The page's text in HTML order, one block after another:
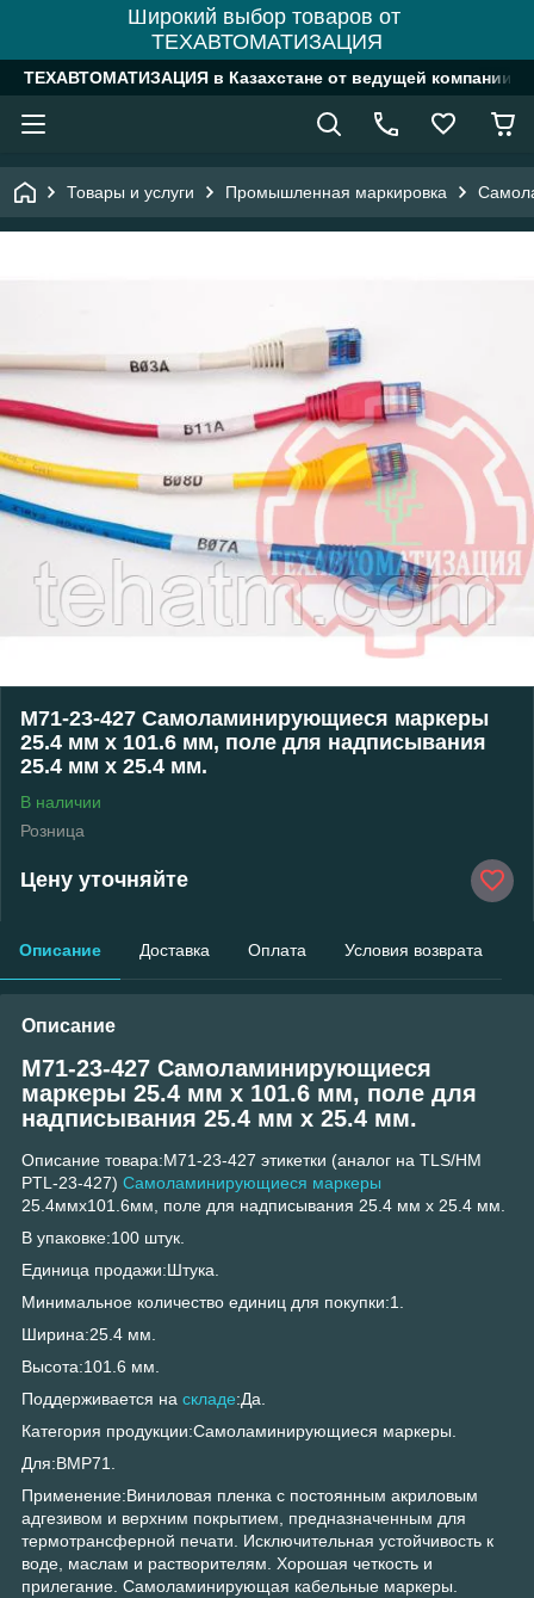
Широкий выбор товаров от
ТЕХАВТОМАТИЗАЦИЯ
ТЕХАВТОМАТИЗАЦИЯ в Казахстане от ведущей компании
Товары и услуги Промышленная маркировка
M71-23-427 Самоламинирующиеся маркеры
25.4 мм х 101.6 мм, поле для надписывания
25.4 мм x 25.4 мм.
В наличии
Розница
Цену уточняйте
Описание Доставка Оплата Условия возврата
Описание
M71-23-427 Самоламинирующиеся
маркеры 25.4 мм х 101.6 мм, поле для
надписывания 25.4 мм x 25.4 мм.
Описание товара:M71-23-427 этикетки (аналог на TLS/HM
PTL-23-427) Самоламинирующиеся маркеры
25.4ммх101.6мм, поле для надписывания 25.4 мм x 25.4 мм.
В упаковке:100 штук.
Единица продажи:Штука.
Минимальное количество единиц для покупки:1.
Ширина:25.4 мм.
Высота:101.6 мм.
Поддерживается на складе:Да.
Категория продукции:Самоламинирующиеся маркеры.
Для:BMP71.
Применение:Виниловая пленка с постоянным акриловым
адгезивом и верхним покрытием, предназначенным для
термотрансферной печати. Исключительная устойчивость к
воде, маслам и растворителям. Хорошая четкость и
прилегание. Самоламинирующая кабельные маркеры.